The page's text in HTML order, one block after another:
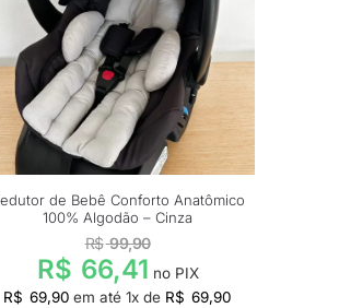
de Bebê Conforto Anatômico
100% Algodão – Cinza
R$99,90
R$ 66,41 no PIX
R$ 69,90 em até1x de R$ 69,90